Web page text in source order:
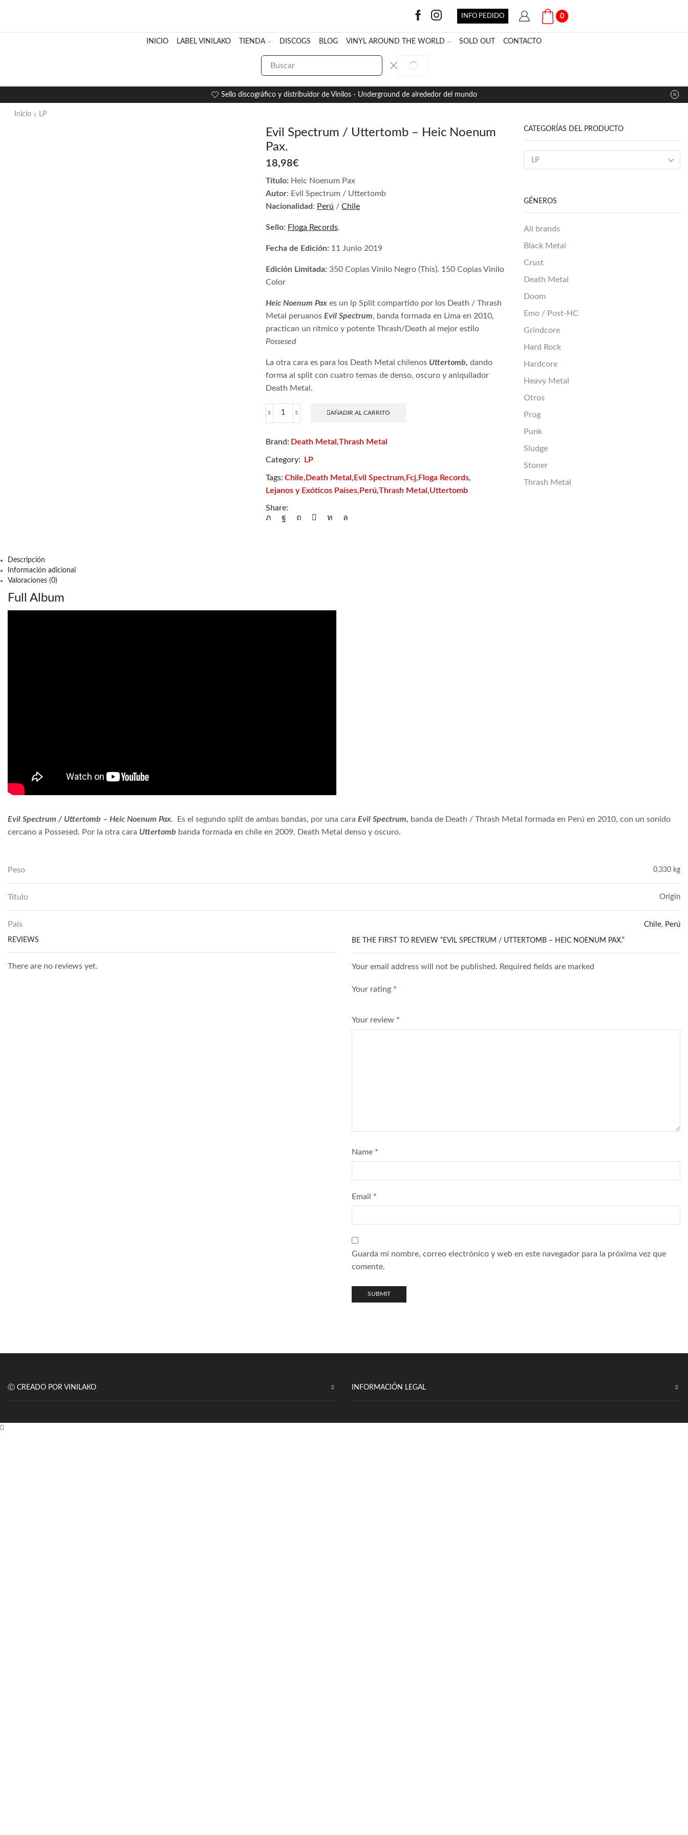
INFO PEDIDO 0
INICIO LABEL VINILAKO TIENDA DISCOGS BLOG VINYL AROUND THE WORLD SOLD OUT CONTACTO
SEARCH
INPUT
SEARCH
Sello discográfico y distribuidor de Vinilos - Underground de alrededor del mundo
Inicio LP
Evil Spectrum / Uttertomb – Heic Noenum
Pax.
18,98€
Título: Heic Noenum Pax
Autor: Evil Spectrum / Uttertomb
Nacionalidad : Perú / Chile
Sello: Floga Records.
Fecha de Edición: 11 Junio 2019
Edición Limitada: 350 Copias Vinilo Negro (This). 150 Copias Vinilo
Color
Heic Noenum Pax es un lp Split compartido por los Death / Thrash
Metal peruanos Evil Spectrum, banda formada en Lima en 2010,
practican un rítmico y potente Thrash/Death al mejor estilo
Possesed
La otra cara es para los Death Metal chilenos Uttertomb, dando
forma al split con cuatro temas de denso, oscuro y aniquilador
Death Metal.
-
Noenum
Pax.
AÑADIR AL CARRITO
Brand: Death Metal ,Thrash Metal
Category: LP
Tags: Chile, Death Metal , Evil Spectrum, Fcj, Floga Records,
Lejanos y Exóticos Países, Perú,Thrash Metal ,Uttertomb
Share:
CATEGORÍAS DEL PRODUCTO
GÉNEROS
All brands
Black Metal
Crust
Death Metal
Doom
Emo / Post-HC
Grindcore
Hard Rock
Hardcore
Heavy Metal
Otros
Prog
Punk
Sludge
Stoner
Thrash Metal
Descripción
Información adicional
Valoraciones (0)
Full Album
Evil Spectrum / Uttertomb – Heic Noenum Pax. Es el segundo split de ambas bandas, por una cara Evil Spectrum, banda de Death / Thrash Metal formada en Perú en 2010, con un sonido
cercano a Possesed. Por la otra cara Uttertomb banda formada en chile en 2009, Death Metal denso y oscuro.
Peso 0,330 kg
Título Origin
País Chile, Perú
REVIEWS
There are no reviews yet.
BE THE FIRST TO REVIEW “EVIL SPECTRUM / UTTERTOMB – HEIC NOENUM PAX.”
Your email address will not be published. Required fields are marked
Your rating *
Your review *
Name *
Email *
Guarda mi nombre, correo electrónico y web en este navegador para la próxima vez que
comente.
Ⓒ CREADO POR VINILAKO INFORMACIÓN LEGAL